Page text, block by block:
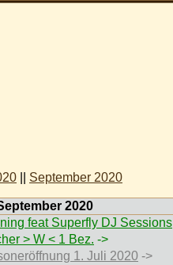
September 2020
2020
feat Superfly DJ Sessions
> W < 1 Bez. ->
1. Juli 2020 ->